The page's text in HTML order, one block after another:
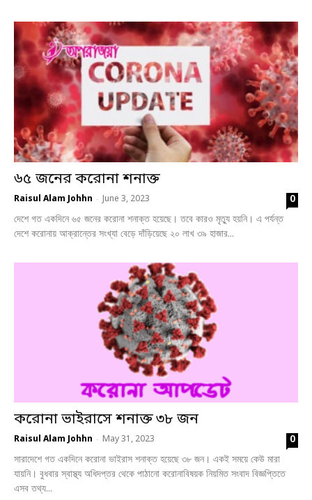
৬৫ জনের করোনা শনাক্ত
Raisul Alam Johhn - June 3, 2023
0
দেশে গত একদিনে ৬৫ জনের করোনা শনাক্ত হয়েছে। তবে কারও মৃত্যু হয়নি। এ পর্যন্ত
দেশে করোনায় আক্রান্তের সংখ্যা বেড়ে দাঁড়িয়েছে ২০ লাখ ৩৯ হাজার...
করোনা ভাইরাসে শনাক্ত ৩৮ জন
Raisul Alam Johhn - May 31, 2023
0
সারাদেশে গত একদিনে করোনা ভাইরাস শনাক্ত হয়েছে ৩৮ জন। একই সময়ে কেউ মারা
যায়নি। বুধবার স্বাস্থ্য অধিদপ্তর থেকে পাঠানো করোনাবিষয়ক নিয়মিত সংবাদ বিজ্ঞপ্তিতে
এসব তথ্য...